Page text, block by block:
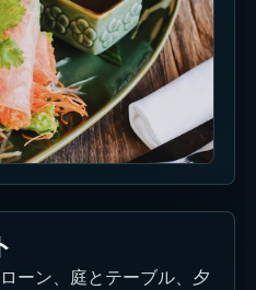
ーン、庭とテーブル、夕